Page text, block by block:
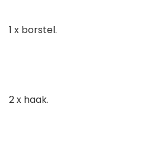
1 x borstel.
2 x haak.